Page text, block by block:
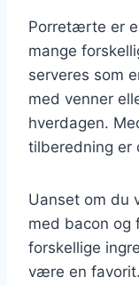
Porretærte er
mange
serveres som
med venner
hverdagen.
tilberedning er
Uanset om du
med bacon og
forskellige
være en